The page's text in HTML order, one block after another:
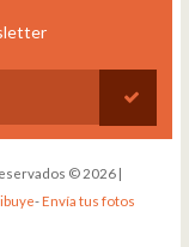
© 2026 |
-Envía tus fotos